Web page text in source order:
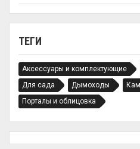
ТЕГИ
Аксессуары и комплектующие
Для сада
Дымоходы
Порталы и облицовка